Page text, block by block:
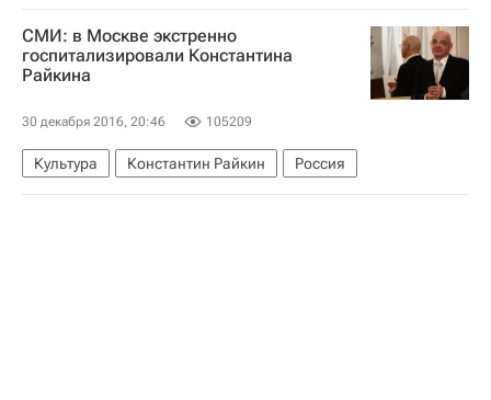
Высылка российских дипломатов из США
США
Майкл Макфол
СМИ: в Москве экстренно
госпитализировали Константина
Райкина
30 декабря 2016, 20:46 105209
Культура Константин Райкин Россия